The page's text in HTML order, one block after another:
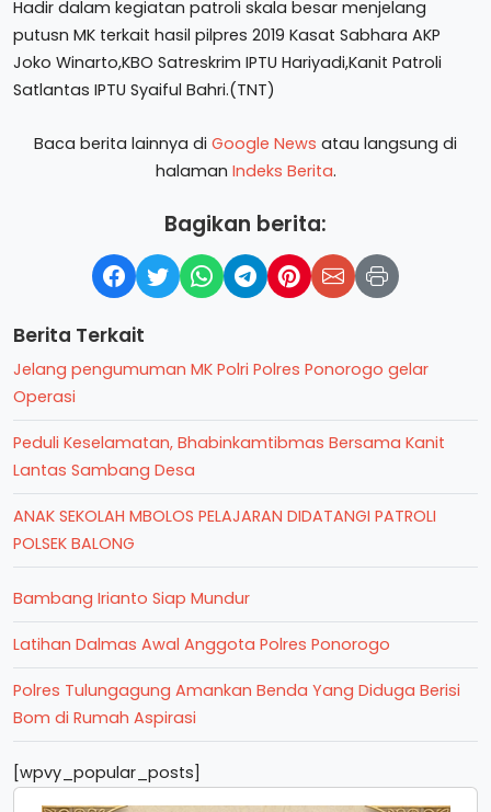
Hadir dalam kegiatan patroli skala besar menjelang
putusn MK terkait hasil pilpres 2019 Kasat Sabhara AKP
Joko Winarto,KBO Satreskrim IPTU Hariyadi,Kanit Patroli
Satlantas IPTU Syaiful Bahri.(TNT)
Baca berita lainnya di Google News atau langsung di
halaman Indeks Berita.
Bagikan berita:
Berita Terkait
Jelang pengumuman MK Polri Polres Ponorogo gelar
Operasi
Peduli Keselamatan, Bhabinkamtibmas Bersama Kanit
Lantas Sambang Desa
ANAK SEKOLAH MBOLOS PELAJARAN DIDATANGI PATROLI
POLSEK BALONG
Bambang Irianto Siap Mundur
Latihan Dalmas Awal Anggota Polres Ponorogo
Polres Tulungagung Amankan Benda Yang Diduga Berisi
Bom di Rumah Aspirasi
[wpvy_popular_posts]